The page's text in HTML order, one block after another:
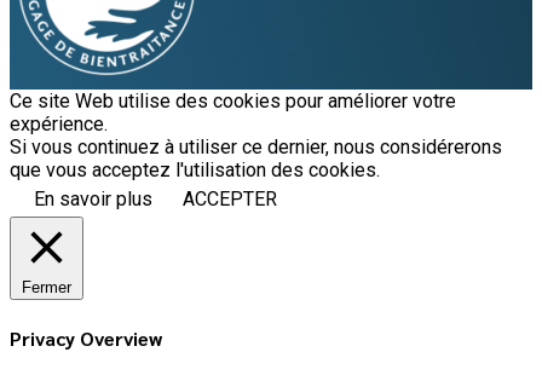
Ce site Web utilise des cookies pour améliorer votre
expérience.
Si vous continuez à utiliser ce dernier, nous considérerons
que vous acceptez l'utilisation des cookies.
En savoir plus
ACCEPTER
Fermer
Privacy Overview